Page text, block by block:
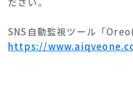
SNS自動監視ツール「
https://